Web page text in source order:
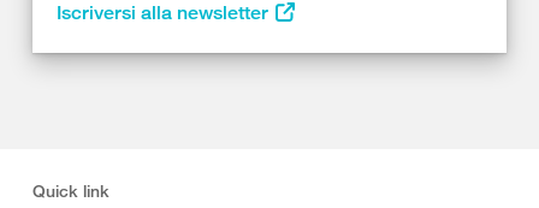
Iscriversi alla newsletter
Quick link